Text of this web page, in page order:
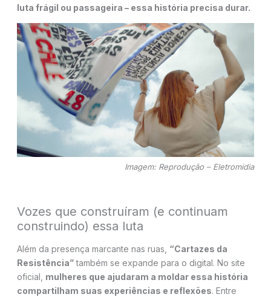
luta frágil ou passageira – essa história precisa durar.
Imagem: Reprodução – Eletromidia
Vozes que construíram (e continuam
construindo) essa luta
Além da presença marcante nas ruas, “Cartazes da
Resistência”também se expande para o digital. No site
oficial, mulheres que ajudaram a moldar essa história
compartilham suas experiências e reflexões. Entre